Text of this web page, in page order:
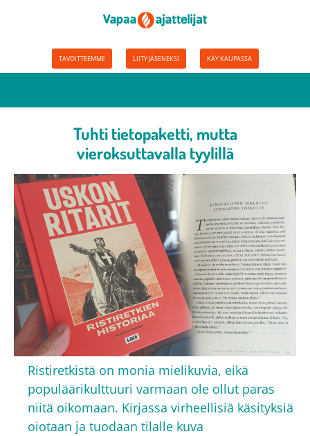
TAVOITTEEMME LIITY JÄSENEKSI KÄY KAUPASSA
Tuhti tietopaketti, mutta
vieroksuttavalla tyylillä
Ristiretkistä on monia mielikuvia, eikä
populäärikulttuuri varmaan ole ollut paras
niitä oikomaan. Kirjassa virheellisiä käsityksiä
oiotaan ja tuodaan tilalle kuva